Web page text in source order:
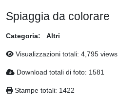
Spiaggia da colorare
Categoria: Altri
Visualizzazioni totali: 4,795 views
Download totali di foto: 1581
Stampe totali: 1422